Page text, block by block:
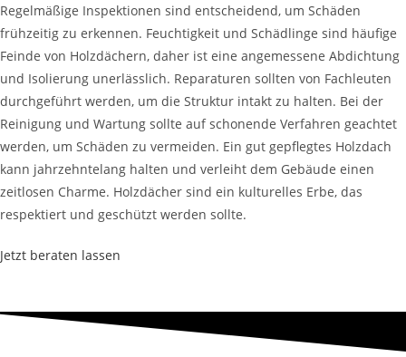
Regelmäßige Inspektionen sind entscheidend, um Schäden
frühzeitig zu erkennen. Feuchtigkeit und Schädlinge sind häufige
Feinde von Holzdächern, daher ist eine angemessene Abdichtung
und Isolierung unerlässlich. Reparaturen sollten von Fachleuten
durchgeführt werden, um die Struktur intakt zu halten. Bei der
Reinigung und Wartung sollte auf schonende Verfahren geachtet
werden, um Schäden zu vermeiden. Ein gut gepflegtes Holzdach
kann jahrzehntelang halten und verleiht dem Gebäude einen
zeitlosen Charme. Holzdächer sind ein kulturelles Erbe, das
respektiert und geschützt werden sollte.
Jetzt beraten lassen